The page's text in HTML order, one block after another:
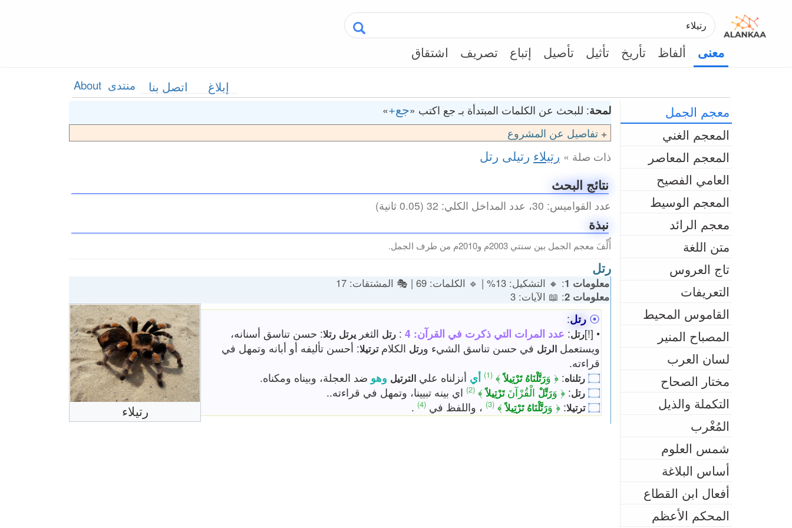
معنى ألفاظ تأريخ تأثيل تأصيل إتباع تصريف اشتقاق
About منتدى اتصل بنا إبلاغ
معجم الجمل
المعجم الغني
المعجم المعاصر
العامي الفصيح
المعجم الوسيط
معجم الرائد
متن اللغة
تاج العروس
التعريفات
القاموس المحيط
المصباح المنير
لسان العرب
مختار الصحاح
التكملة والذيل
المُغْرب
شمس العلوم
أساس البلاغة
أفعال ابن القطاع
المحكم الأعظم
لمحة: للبحث عن الكلمات المبتدأة بـ جع اكتب «جع+»
تفاصيل عن المشروع
ذات صلة » رتيلاء رتيلى رتل
نتائج البحث
عدد القواميس: 30، عدد المداخل الكلي: 32 (0.05 ثانية)
نبذة
أُلِّفَ معجم الجمل بين سنتي 2003م و2010م من طرف الجمل.
رتل
معلومات 1
: 🔸 التشكيل: 13% | 🔹 الكلمات: 69 | 🎭 المشتقات: 17
معلومات 2
: 📖 الآيات: 3
رتيلاء
⦿ رتل:
• [!]رتل: عدد المرات التي ذكرت في القرآن: 4 : رتل الثغر يرتل رتلا: حسن تناسق أسنانه،
ويستعمل الرتل في حسن تناسق الشيء ورتل الكلامترتيلا: أحسن تأليفه أو أبانه وتمهل في
قراءته.
۝ رتلناه: ﴿ وَرَتَّلْنَاهُ تَرْتِيلاً﴾ (1) أي أنزلناه علي الترتيل وهو ضد العجلة، وبيناه ومكناه.
۝ رتل: ﴿ وَرَتِّلْ الْقُرْآنَتَرْتِيلاً﴾ (2)
اي بينه تبيينا، وتمهل في قراءته..
۝ ترتيلا: ﴿ وَرَتَّلْنَاهُ تَرْتِيلاً﴾ (3) ، واللفظ في (4)
.